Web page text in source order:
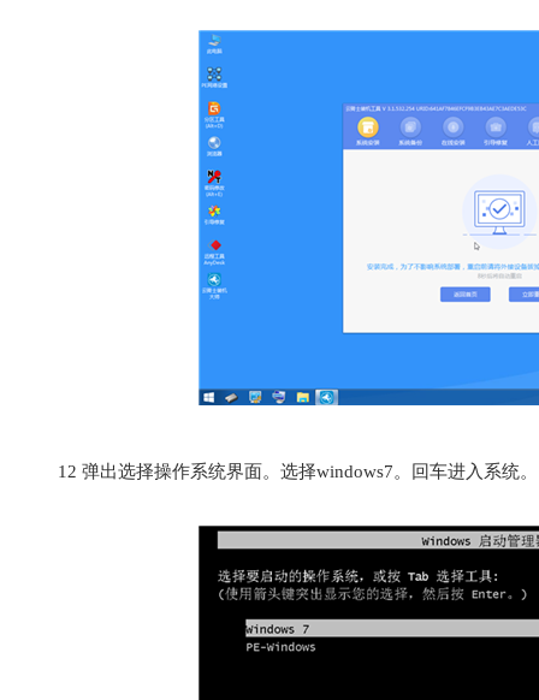
12 弹出选择操作系统界面。选择windows7。回车进入系统。